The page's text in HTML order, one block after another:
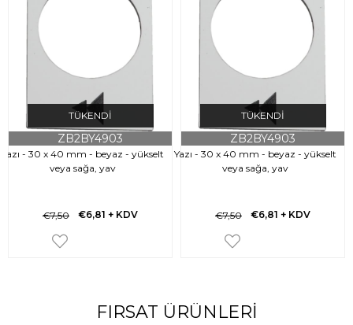
TÜKENDI
Yazı - 30 x 40 mm - beyaz - yükselt
veya sağa, yav
ZB2BY4903
€6,81 + KDV
€7,50
TÜKENDI
Yazı - 30 x 40 mm - beyaz - yükselt
veya sağa, yav
ZB2BY4903
€6,81 + KDV
€7,50
FIRSAT ÜRÜNLERI